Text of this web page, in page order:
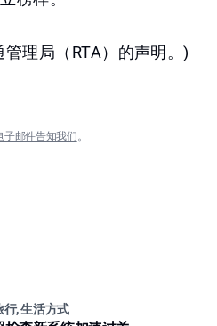
理局（RTA）的声明。)
子邮件告知我们。
行, 生活方式